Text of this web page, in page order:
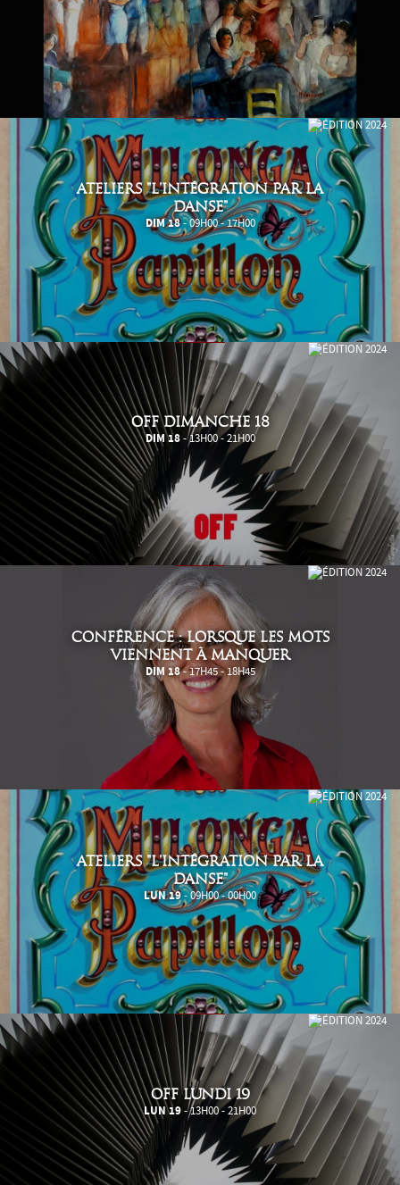
ATELIERS "L'INTÉGRATION PAR LA
DANSE"
DIM 18- 09H00 - 17H00
OFF DIMANCHE 18
DIM 18 - 13H00 - 21H00
CONFÉRENCE : LORSQUE LES MOTS
VIENNENT À MANQUER
DIM 18- 17H45 - 18H45
ATELIERS "L'INTÉGRATION PAR LA
DANSE"
LUN 19- 09H00 - 00H00
OFF LUNDI 19
LUN 19- 13H00 - 21H00